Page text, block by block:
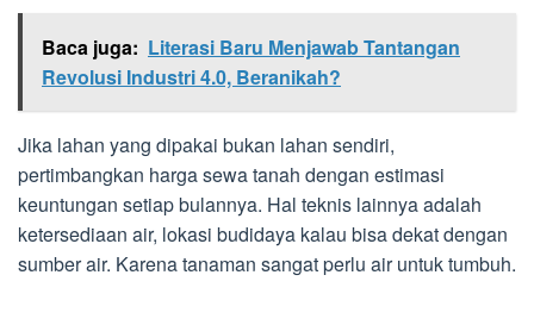
Baca juga: Literasi Baru Menjawab Tantangan
Revolusi Industri 4.0, Beranikah?
Jika lahan yang dipakai bukan lahan sendiri,
pertimbangkan harga sewa tanah dengan estimasi
keuntungan setiap bulannya. Hal teknis lainnya adalah
ketersediaan air, lokasi budidaya kalau bisa dekat dengan
sumber air. Karena tanaman sangat perlu air untuk tumbuh.